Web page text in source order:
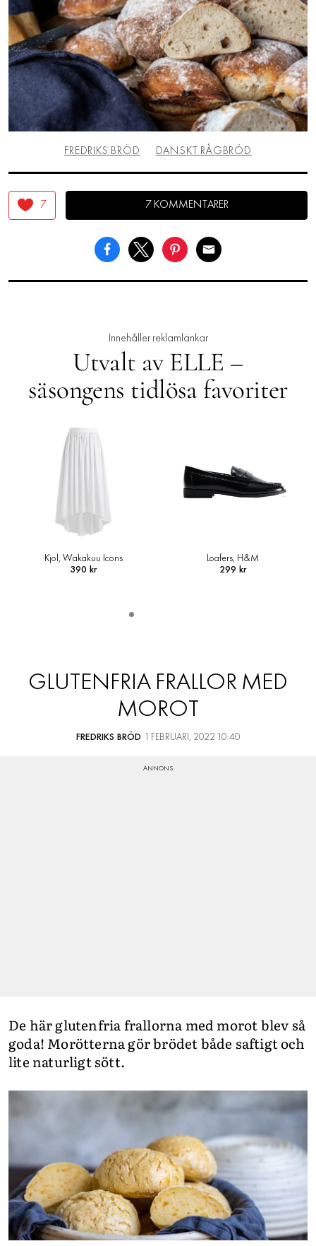
FREDRIKS BRÖD DANSKT RÅGBRÖD
7 7 KOMMENTARER
Innehåller reklamlänkar
Utvalt av ELLE –
säsongens tidlösa favoriter
Loafers, H&M
299 kr
Skjortjacka i ullmix, Arket
1 490 kr
GLUTENFRIA FRALLOR MED
MOROT
FREDRIKS BRÖD 1 FEBRUARI, 2022 10:40
De här glutenfria frallorna med morot blev så
goda! Morötterna gör brödet både saftigt och
lite naturligt sött.